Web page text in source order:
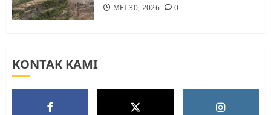
MEI 30, 2026 0
KONTAK KAMI